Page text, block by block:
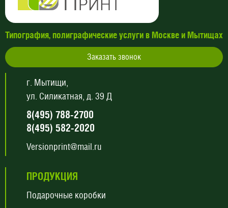
Типография, полиграфические услуги в Москве и Мытищах
Заказать звонок
г. Мытищи,
ул. Силикатная, д. 39 Д
8(495) 788-2700
8(495) 582-2020
Versionprint@mail.ru
ПРОДУКЦИЯ
Подарочные коробки